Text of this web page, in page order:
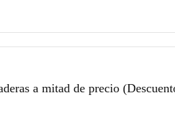
a mitad de precio